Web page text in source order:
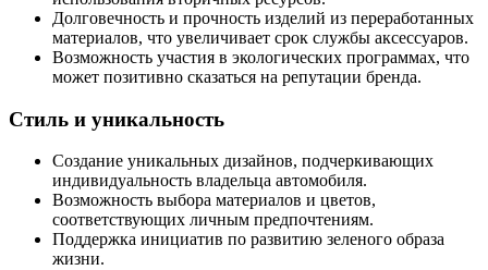
Долговечность и прочность изделий из переработанных
материалов, что увеличивает срок службы аксессуаров.
Возможность участия в экологических программах, что
может позитивно сказаться на репутации бренда.
Стиль и уникальность
Создание уникальных дизайнов, подчеркивающих
индивидуальность владельца автомобиля.
Возможность выбора материалов и цветов,
соответствующих личным предпочтениям.
Поддержка инициатив по развитию зеленого образа
жизни.